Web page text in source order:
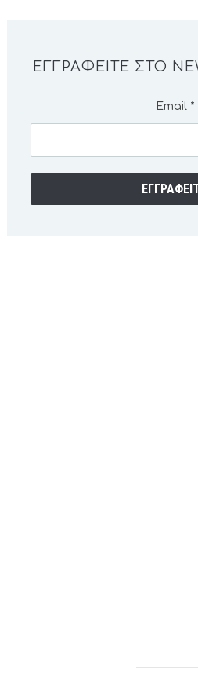
ΕΓΓΡΑΦΕΊΤΕ ΣΤΟ
Email *